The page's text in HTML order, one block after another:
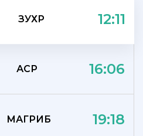
ЗУХР 12:11
АСР 16:06
МАГРИБ 19:18